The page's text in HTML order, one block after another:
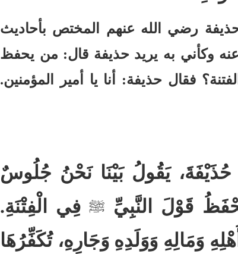
رضي الله عنهم المختص بأحاديث
وكأني به يريد حذيفة قال: من يحفظ
فقال حذيفة: أنا يا أمير المؤمنين.
يَقُولُ بَيْنَا نَحْنُ جُلُوسٌ
قَوْلَ النَّبِيِّ
ﷺفِي الْفِتْنَةِ‏.‏
وَمَالِهِ وَوَلَدِهِ وَجَارِهِ، تُكَفِّرُهَا